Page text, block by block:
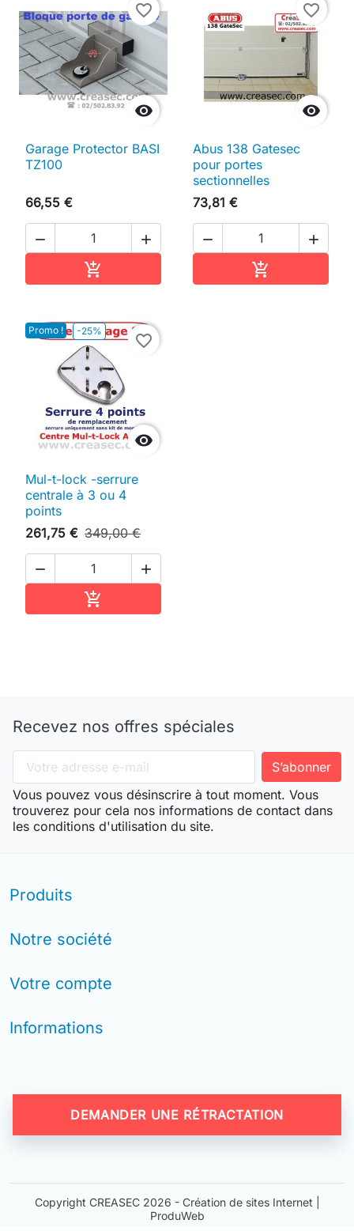

favorite_border
Garage Protector BASI
TZ100
66,55 €
 


favorite_border
Abus 138 Gatesec
pour portes
sectionnelles
73,81 €
 

Promo ! -25%

favorite_border
Mul-t-lock -serrure
centrale à 3 ou 4
points
261,75 € 349,00 €
 

Recevez nos offres spéciales
Vous pouvez vous désinscrire à tout moment. Vous
trouverez pour cela nos informations de contact dans
les conditions d'utilisation du site.
Produits
Notre société
Votre compte
Informations
DEMANDER UNE RÉTRACTATION
Copyright CREASEC 2026 - Création de sites Internet |
ProduWeb